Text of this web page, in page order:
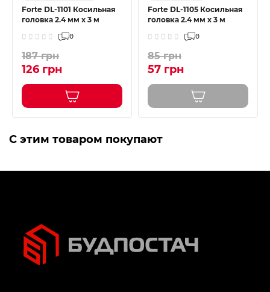
Forte DL-1101 Косильная
головка 2.4 мм х 3 м
0
187 грн
126 грн
Forte DL-1105 Косильная
головка 2.4 мм х 3 м
0
85 грн
57 грн
С этим товаром покупают